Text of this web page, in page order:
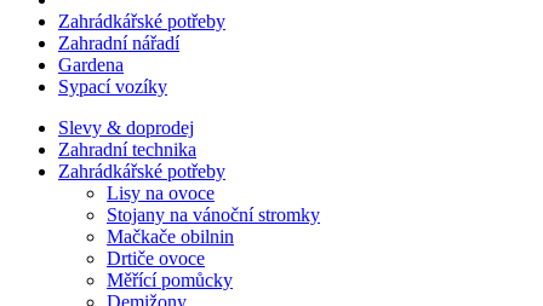
Zahrádkářské potřeby
Zahradní nářadí
Gardena
Sypací vozíky
Slevy & doprodej
Zahradní technika
Zahrádkářské potřeby
Lisy na ovoce
Stojany na vánoční stromky
Mačkače obilnin
Drtiče ovoce
Měřící pomůcky
Demižony